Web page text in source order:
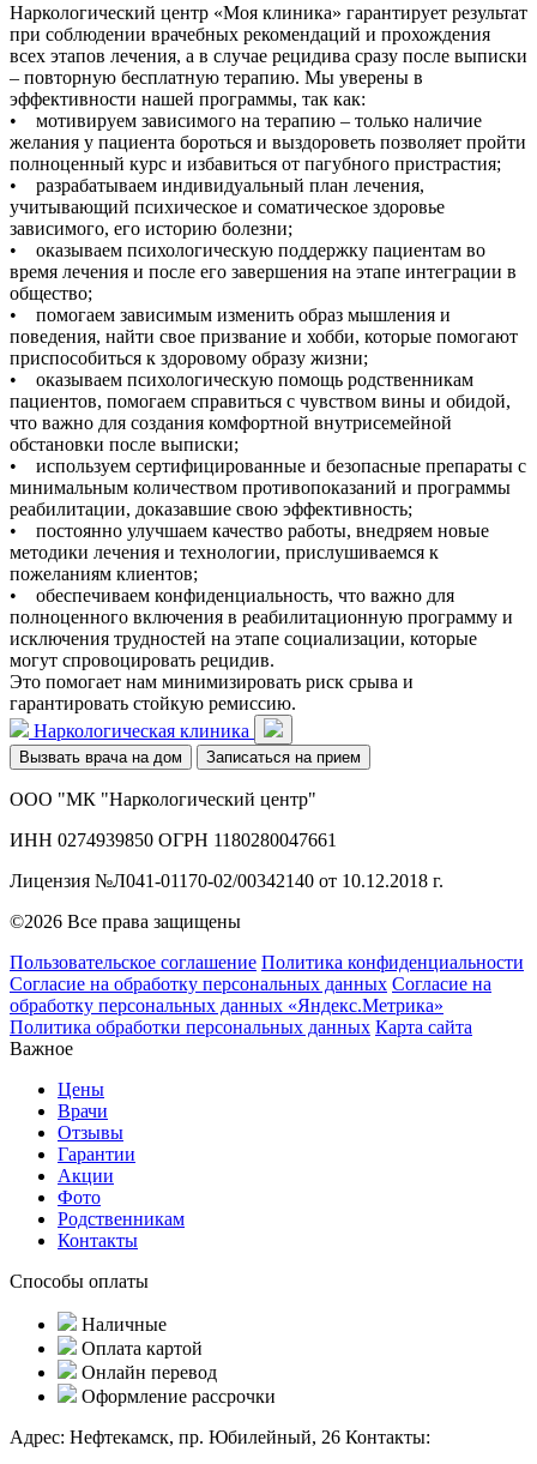
Наркологический центр «Моя клиника» гарантирует результат
при соблюдении врачебных рекомендаций и прохождения
всех этапов лечения, а в случае рецидива сразу после выписки
– повторную бесплатную терапию. Мы уверены в
эффективности нашей программы, так как:
• мотивируем зависимого на терапию – только наличие
желания у пациента бороться и выздороветь позволяет пройти
полноценный курс и избавиться от пагубного пристрастия;
• разрабатываем индивидуальный план лечения,
учитывающий психическое и соматическое здоровье
зависимого, его историю болезни;
• оказываем психологическую поддержку пациентам во
время лечения и после его завершения на этапе интеграции в
общество;
• помогаем зависимым изменить образ мышления и
поведения, найти свое призвание и хобби, которые помогают
приспособиться к здоровому образу жизни;
• оказываем психологическую помощь родственникам
пациентов, помогаем справиться с чувством вины и обидой,
что важно для создания комфортной внутрисемейной
обстановки после выписки;
• используем сертифицированные и безопасные препараты с
минимальным количеством противопоказаний и программы
реабилитации, доказавшие свою эффективность;
• постоянно улучшаем качество работы, внедряем новые
методики лечения и технологии, прислушиваемся к
пожеланиям клиентов;
• обеспечиваем конфиденциальность, что важно для
полноценного включения в реабилитационную программу и
исключения трудностей на этапе социализации, которые
могут спровоцировать рецидив.
Это помогает нам минимизировать риск срыва и
гарантировать стойкую ремиссию.
Наркологическая клиника
Вызвать врача на дом Записаться на прием
ООО "МК "Наркологический центр"
ИНН 0274939850 ОГРН 1180280047661
Лицензия №Л041-01170-02/00342140 от 10.12.2018 г.
©2026 Все права защищены
Пользовательское соглашение Политика конфиденциальности
Согласие на обработку персональных данных Согласие на
обработку персональных данных «Яндекс.Метрика»
Политика обработки персональных данных Карта сайта
Важное
Цены
Врачи
Отзывы
Гарантии
Акции
Фото
Родственникам
Контакты
Способы оплаты
Наличные
Оплата картой
Онлайн перевод
Оформление рассрочки
Адрес: Нефтекамск, пр. Юбилейный, 26 Контакты: